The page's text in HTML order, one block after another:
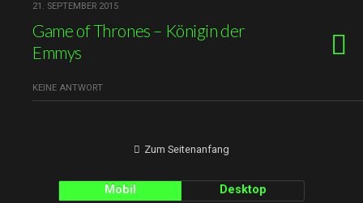
21. SEPTEMBER 2015
Game of Thrones – Königin der
Emmys
KEINE ANTWORT
Zum Seitenanfang
Mobil Desktop